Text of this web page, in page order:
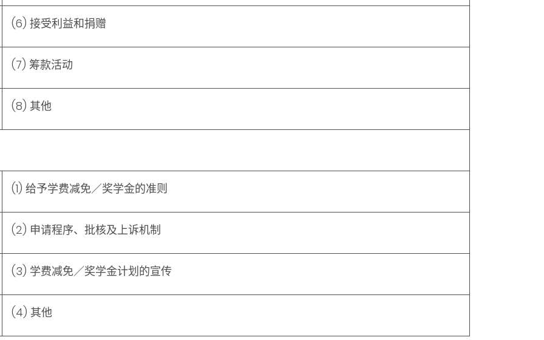
(6) 接受利益和捐赠
(7) 筹款活动
(8) 其他
(1) 给予学费减免／奖学金的准则
(2) 申请程序、批核及上诉机制
(3) 学费减免／奖学金计划的宣传
(4) 其他